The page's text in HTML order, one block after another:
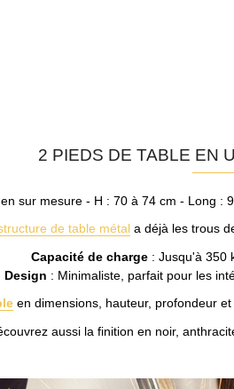
2 PIEDS DE TABLE EN
sur mesure - H : 70 à 74 cm - Long :
de table métala déjà les trous
Capacité de charge: Jusqu'à 350
Design : Minimaliste, parfait pour les
en dimensions, hauteur, profondeur
aussi la finition en noir,